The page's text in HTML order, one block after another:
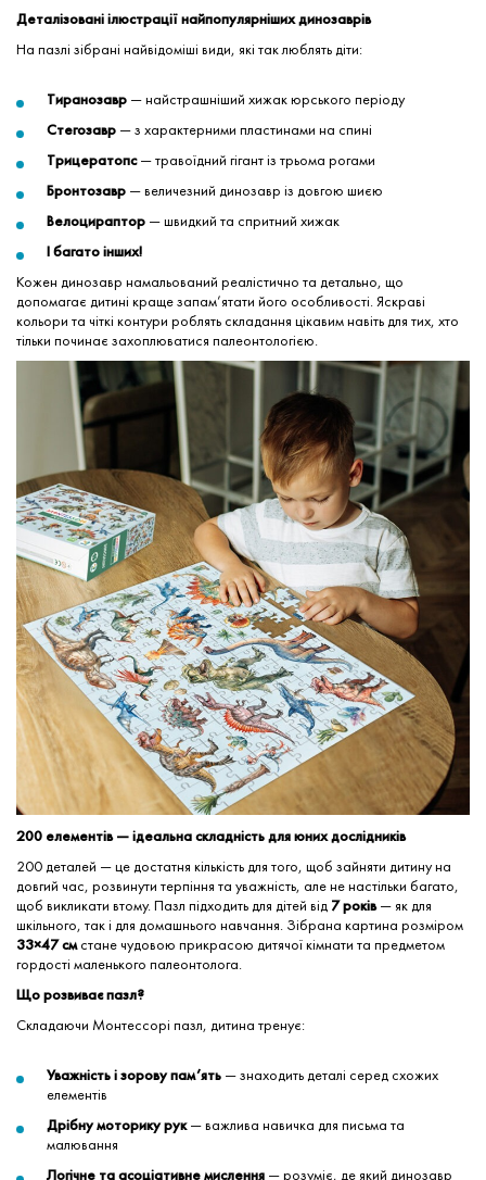
Деталізовані ілюстрації найпопулярніших динозаврів
На пазлі зібрані найвідоміші види, які так люблять діти:
Тиранозавр — найстрашніший хижак юрського періоду
Стегозавр — з характерними пластинами на спині
Трицератопс— травоїдний гігант із трьома рогами
Бронтозавр — величезний динозавр із довгою шиєю
Велоцираптор — швидкий та спритний хижак
І багато інших!
Кожен динозавр намальований реалістично та детально, що
допомагає дитині краще запам’ятати його особливості. Яскраві
кольори та чіткі контури роблять складання цікавим навіть для тих, хто
тільки починає захоплюватися палеонтологією.
200 елементів — ідеальна складність для юних дослідників
200 деталей — це достатня кількість для того, щоб зайняти дитину на
довгий час, розвинути терпіння та уважність, але не настільки багато,
щоб викликати втому. Пазл підходить для дітей від 7 років— як для
шкільного, так і для домашнього навчання. Зібрана картина розміром
33×47 смстане чудовою прикрасою дитячої кімнати та предметом
гордості маленького палеонтолога.
Що розвиває пазл?
Складаючи Монтессорі пазл, дитина тренує:
Уважність і зорову пам’ять — знаходить деталі серед схожих
елементів
Дрібну моторику рук— важлива навичка для письма та
малювання
Логічне та асоціативне мислення — розуміє, де який динозавр